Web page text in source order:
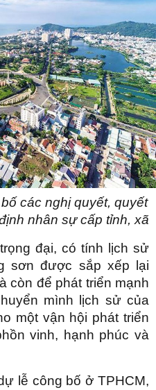
các nghị quyết, quyết
nhân sự cấp tỉnh, xã
đại, có tính lịch sử
sơn được sắp xếp lại
còn để phát triển mạnh
mình lịch sử của
một vận hội phát triển
vinh, hạnh phúc và
lễ công bố ở TPHCM,